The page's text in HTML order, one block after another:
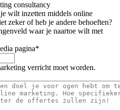
consultancy
wilt inzetten middels online
zeker of heb je andere behoeften?
waar je naartoe wilt met
pagina*
verricht moet worden.